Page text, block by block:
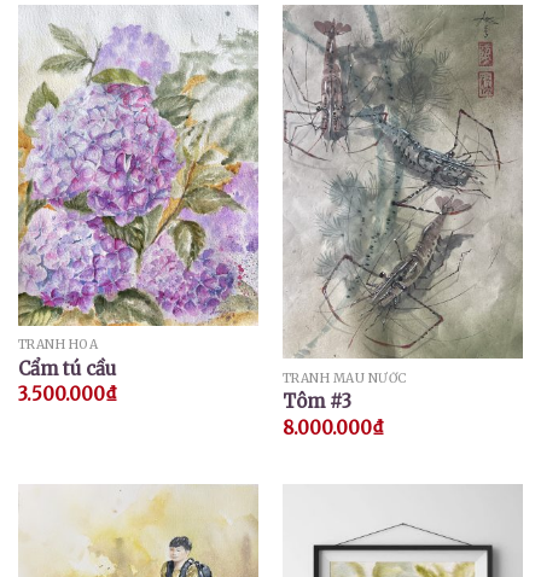
TRANH HOA
Cẩm tú cầu
3.500.000₫
TRANH MÀU NƯỚC
Tôm #3
8.000.000₫